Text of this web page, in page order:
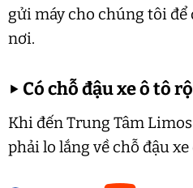
gửi máy cho chúng tôi để
nơi.
▶ Có chỗ đậu xe ô tô
Khi đến Trung Tâm
phải lo lắng về chỗ đậu xe